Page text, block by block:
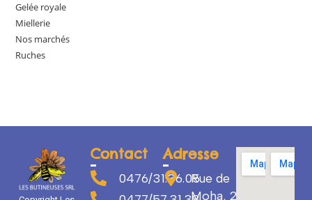
Gelée royale
Miellerie
Nos marchés
Ruches
Contact
0476/31.36.05
Adresse
Rue de
Moha, 29